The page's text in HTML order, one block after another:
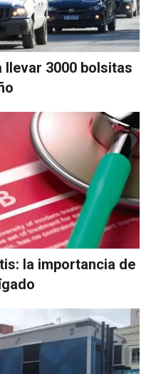
llevar 3000 bolsitas
la importancia de